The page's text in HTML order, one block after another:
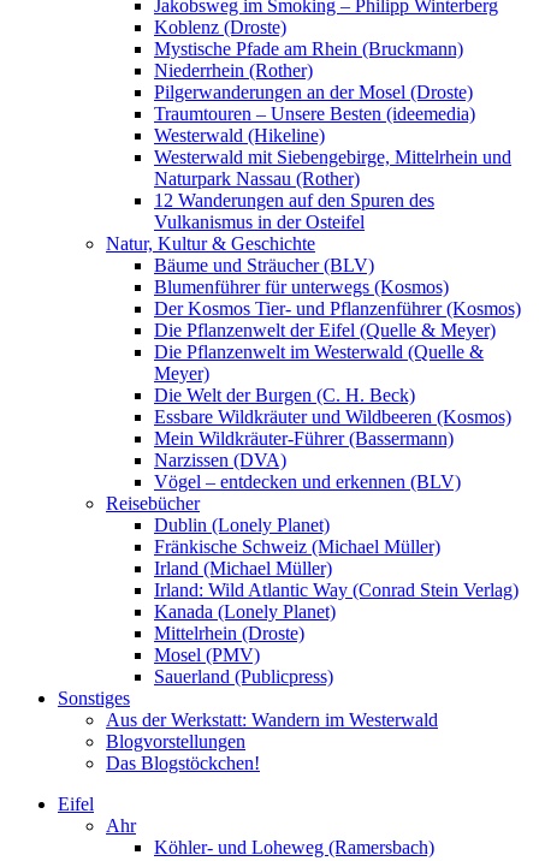
Jakobsweg im Smoking – Philipp Winterberg
Koblenz (Droste)
Mystische Pfade am Rhein (Bruckmann)
Niederrhein (Rother)
Pilgerwanderungen an der Mosel (Droste)
Traumtouren – Unsere Besten (ideemedia)
Westerwald (Hikeline)
Westerwald mit Siebengebirge, Mittelrhein und
Naturpark Nassau (Rother)
12 Wanderungen auf den Spuren des
Vulkanismus in der Osteifel
Natur, Kultur & Geschichte
Bäume und Sträucher (BLV)
Blumenführer für unterwegs (Kosmos)
Der Kosmos Tier- und Pflanzenführer (Kosmos)
Die Pflanzenwelt der Eifel (Quelle & Meyer)
Die Pflanzenwelt im Westerwald (Quelle &
Meyer)
Die Welt der Burgen (C. H. Beck)
Essbare Wildkräuter und Wildbeeren (Kosmos)
Mein Wildkräuter-Führer (Bassermann)
Narzissen (DVA)
Vögel – entdecken und erkennen (BLV)
Reisebücher
Dublin (Lonely Planet)
Fränkische Schweiz (Michael Müller)
Irland (Michael Müller)
Irland: Wild Atlantic Way (Conrad Stein Verlag)
Kanada (Lonely Planet)
Mittelrhein (Droste)
Mosel (PMV)
Sauerland (Publicpress)
Sonstiges
Aus der Werkstatt: Wandern im Westerwald
Blogvorstellungen
Das Blogstöckchen!
Eifel
Ahr
Köhler- und Loheweg (Ramersbach)